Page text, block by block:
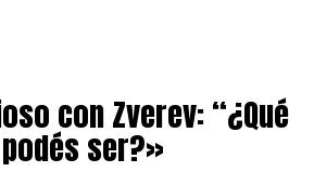
con Zverev: “¿Qué
ser?»